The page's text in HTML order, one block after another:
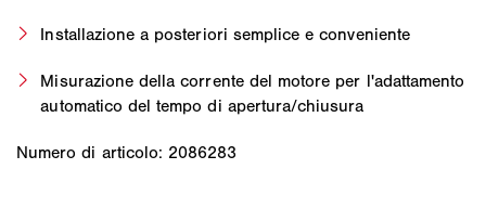
Installazione a posteriori semplice e conveniente
Misurazione della corrente del motore per l'adattamento
automatico del tempo di apertura/chiusura
Numero di articolo: 2086283